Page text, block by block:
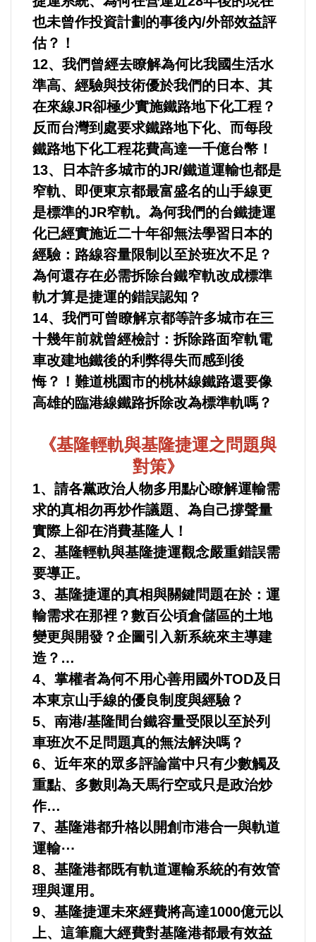
選舉/民調
觀光旅遊
生物科技
出版（影音/圖書/雜誌）
發明/專利
文化資產/文物保護
旅館/民宿
好人好事/人物介紹
也未曾作投資計劃的事後內/外部效益評
估？！
12、我們曾經去瞭解為何比我國生活水
準高、經驗與技術優於我們的日本、其
在來線JR卻極少實施鐵路地下化工程？
反而台灣到處要求鐵路地下化、而每段
鐵路地下化工程花費高達一千億台幣！
13、日本許多城市的JR/鐵道運輸也都是
窄軌、即便東京都最富盛名的山手線更
是標準的JR窄軌。為何我們的台鐵捷運
化已經實施近二十年卻無法學習日本的
經驗：路線容量限制以至於班次不足？
為何還存在必需拆除台鐵窄軌改成標準
軌才算是捷運的錯誤認知？
14、我們可曾瞭解京都等許多城市在三
十幾年前就曾經檢討：拆除路面窄軌電
車改建地鐵後的利弊得失而感到後
悔？！難道桃園市的桃林線鐵路還要像
高雄的臨港線鐵路拆除改為標準軌嗎？
《基隆輕軌與基隆捷運之問題與
對策》
1、請各黨政治人物多用點心瞭解運輸需
求的真相勿再炒作議題、為自己撐聲量
實際上卻在消費基隆人！
2、基隆輕軌與基隆捷運觀念嚴重錯誤需
要導正。
3、基隆捷運的真相與關鍵問題在於：運
輸需求在那裡？數百公頃倉儲區的土地
變更與開發？企圖引入新系統來主導建
造？…
4、掌權者為何不用心善用國外TOD及日
本東京山手線的優良制度與經驗？
5、南港/基隆間台鐵容量受限以至於列
車班次不足問題真的無法解決嗎？
6、近年來的眾多評論當中只有少數觸及
重點、多數則為天馬行空或只是政治炒
作…
7、基隆港都升格以開創市港合一與軌道
運輸⋯
8、基隆港都既有軌道運輸系統的有效管
理與運用。
9、基隆捷運未來經費將高達1000億元以
上、這筆龐大經費對基隆港都最有效益